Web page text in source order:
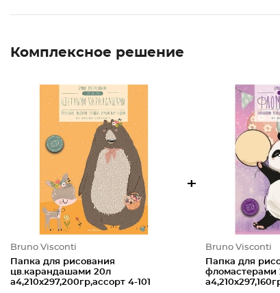
Комплексное решение
Bruno Visconti
Папка для рисования
цв.карандашами 20л
а4,210х297,200гр,ассорт 4-101
+
Bruno Visconti
Папка для
фломастерами